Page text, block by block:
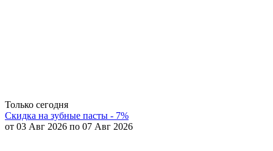
Только сегодня
Скидка на зубные пасты - 7%
от 03 Авг 2026 по 07 Авг 2026